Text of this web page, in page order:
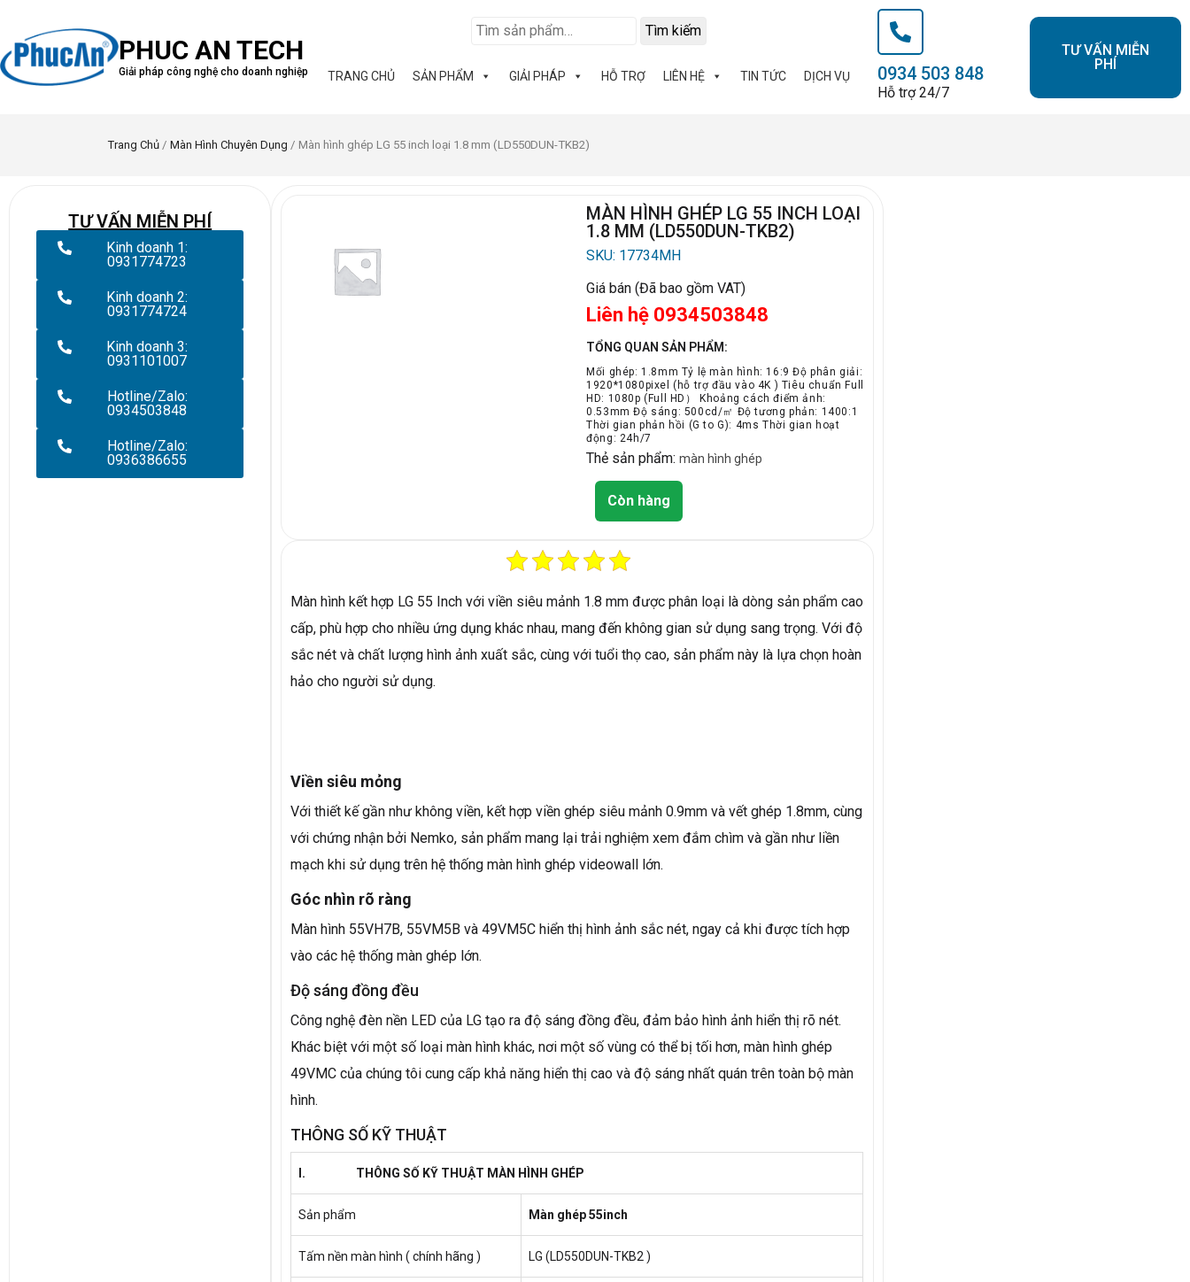
PHUC AN TECH
Giải pháp công nghệ cho doanh nghiệp
Tìm kiếm
TRANG CHỦ SẢN PHẨM GIẢI PHÁP HỖ TRỢ LIÊN HỆ TIN TỨC DỊCH VỤ 0934 503 848
Hỗ trợ 24/7
TƯ VẤN MIỄN
PHÍ
Trang Chủ / Màn Hình Chuyên Dụng / Màn hình ghép LG 55 inch loại 1.8 mm (LD550DUN-TKB2)
TƯ VẤN MIỄN PHÍ
Kinh doanh 1:
0931774723
Kinh doanh 2:
0931774724
Kinh doanh 3:
0931101007
Hotline/Zalo:
0934503848
Hotline/Zalo:
0936386655
MÀN HÌNH GHÉP LG 55 INCH LOẠI
1.8 MM (LD550DUN-TKB2)
SKU: 17734MH
Giá bán (Đã bao gồm VAT)
Liên hệ 0934503848
TỔNG QUAN SẢN PHẨM:
Mối ghép: 1.8mm Tỷ lệ màn hình: 16:9 Độ phân giải:
1920*1080pixel (hỗ trợ đầu vào 4K ) Tiêu chuẩn Full
HD: 1080p (Full HD） Khoảng cách điểm ảnh:
0.53mm Độ sáng: 500cd/㎡ Độ tương phản: 1400:1
Thời gian phản hồi (G to G): 4ms Thời gian hoạt
động: 24h/7
Thẻ sản phẩm:màn hình ghép
Còn hàng
Màn hình kết hợp LG 55 Inch với viền siêu mảnh 1.8 mm được phân loại là dòng sản phẩm cao
cấp, phù hợp cho nhiều ứng dụng khác nhau, mang đến không gian sử dụng sang trọng. Với độ
sắc nét và chất lượng hình ảnh xuất sắc, cùng với tuổi thọ cao, sản phẩm này là lựa chọn hoàn
hảo cho người sử dụng.
Viền siêu mỏng
Với thiết kế gần như không viền, kết hợp viền ghép siêu mảnh 0.9mm và vết ghép 1.8mm, cùng
với chứng nhận bởi Nemko, sản phẩm mang lại trải nghiệm xem đắm chìm và gần như liền
mạch khi sử dụng trên hệ thống màn hình ghép videowall lớn.
Góc nhìn rõ ràng
Màn hình 55VH7B, 55VM5B và 49VM5C hiển thị hình ảnh sắc nét, ngay cả khi được tích hợp
vào các hệ thống màn ghép lớn.
Độ sáng đồng đều
Công nghệ đèn nền LED của LG tạo ra độ sáng đồng đều, đảm bảo hình ảnh hiển thị rõ nét.
Khác biệt với một số loại màn hình khác, nơi một số vùng có thể bị tối hơn, màn hình ghép
49VMC của chúng tôi cung cấp khả năng hiển thị cao và độ sáng nhất quán trên toàn bộ màn
hình.
THÔNG SỐ KỸ THUẬT
I. THÔNG SỐ KỸ THUẬT MÀN HÌNH GHÉP
Sản phẩm Màn ghép 55inch
Tấm nền màn hình ( chính hãng ) LG (LD550DUN-TKB2 )